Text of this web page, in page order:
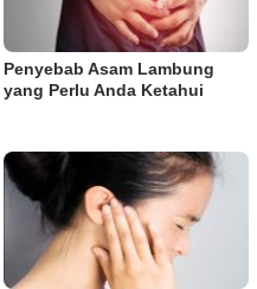
Penyebab Asam Lambung
yang Perlu Anda Ketahui